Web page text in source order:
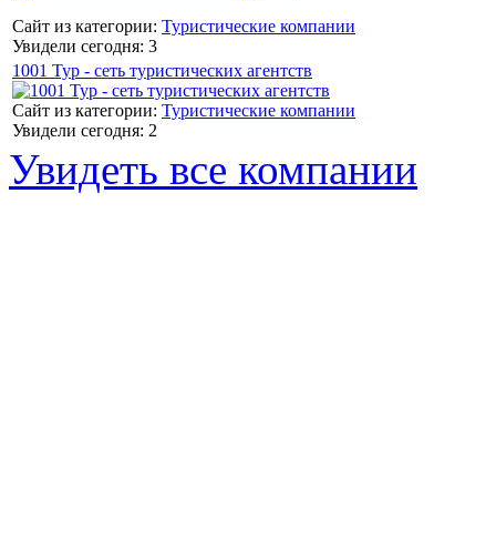
Сайт из категории: Туристические компании
Увидели сегодня: 3
1001 Тур - сеть туристических агентств
Сайт из категории: Туристические компании
Увидели сегодня: 2
Увидеть все компании